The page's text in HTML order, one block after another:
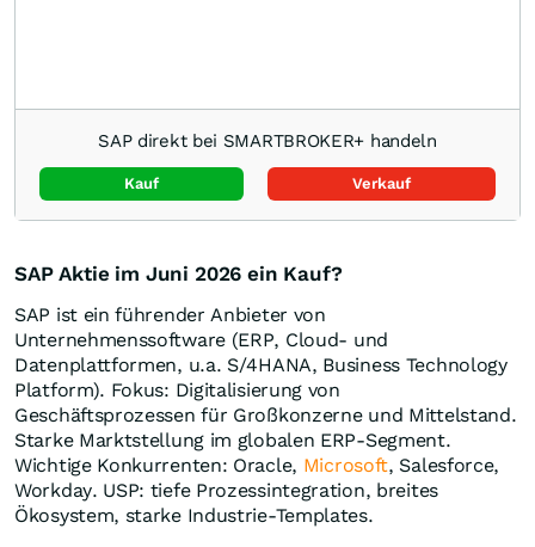
SAP direkt bei SMARTBROKER+ handeln
Kauf Verkauf
SAP Aktie im Juni 2026 ein Kauf?
SAP ist ein führender Anbieter von
Unternehmenssoftware (ERP, Cloud- und
Datenplattformen, u.a. S/4HANA, Business Technology
Platform). Fokus: Digitalisierung von
Geschäftsprozessen für Großkonzerne und Mittelstand.
Starke Marktstellung im globalen ERP-Segment.
Wichtige Konkurrenten: Oracle, Microsoft, Salesforce,
Workday. USP: tiefe Prozessintegration, breites
Ökosystem, starke Industrie-Templates.